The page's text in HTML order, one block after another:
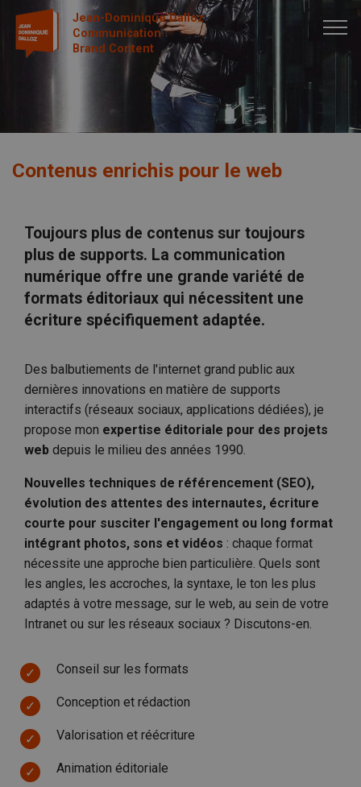
Contenus enrichis pour le web
Toujours plus de contenus sur toujours
plus de supports. La communication
numérique offre une grande variété de
formats éditoriaux qui nécessitent une
écriture spécifiquement adaptée.
Des balbutiements de l'internet grand public aux
dernières innovations en matière de supports
interactifs (réseaux sociaux, applications dédiées), je
propose mon expertise éditoriale pour des projets
web depuis le milieu des années 1990.
Nouvelles techniques de référencement (SEO),
évolution des attentes des internautes, écriture
courte pour susciter l'engagement ou long format
intégrant photos, sons et vidéos : chaque format
nécessite une approche bien particulière. Quels sont
les angles, les accroches, la syntaxe, le ton les plus
adaptés à votre message, sur le web, au sein de votre
Intranet ou sur les réseaux sociaux ? Discutons-en.
Conseil sur les formats
Conception et rédaction
Valorisation et réécriture
Animation éditoriale
Jean-Dominique Dalloz
Communication
Brand Content